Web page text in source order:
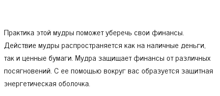
Практика этой мудры поможет уберечь свои финансы.
Действие мудры распространяется как на наличные деньги,
так и ценные бумаги. Мудра защищает финансы от различных
посягновений. С ее помощью вокруг вас образуется защитная
энергетическая оболочка.